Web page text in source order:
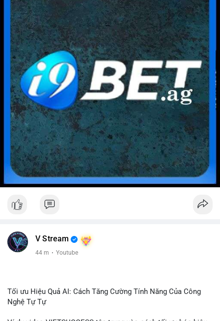
V Stream
44 m · Youtube
Tối ưu Hiệu Quả AI: Cách Tăng Cường Tính Năng Của Công
Nghệ Tự Tự